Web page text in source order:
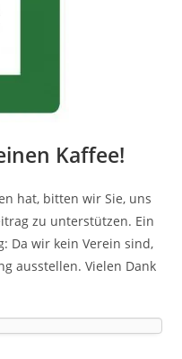
Kaffee!
hat, bitten wir Sie, uns
zu unterstützen. Ein
Da wir kein Verein sind,
ausstellen. Vielen Dank